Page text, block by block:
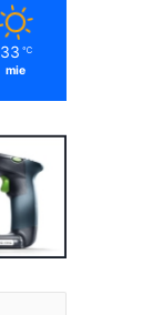
33 ℃
mie